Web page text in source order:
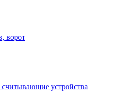
ворот
устройства